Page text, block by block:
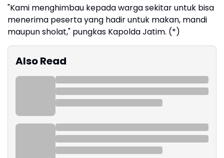
"Kami menghimbau kepada warga sekitar untuk bisa
menerima peserta yang hadir untuk makan, mandi
maupun sholat," pungkas Kapolda Jatim. (*)
Also Read